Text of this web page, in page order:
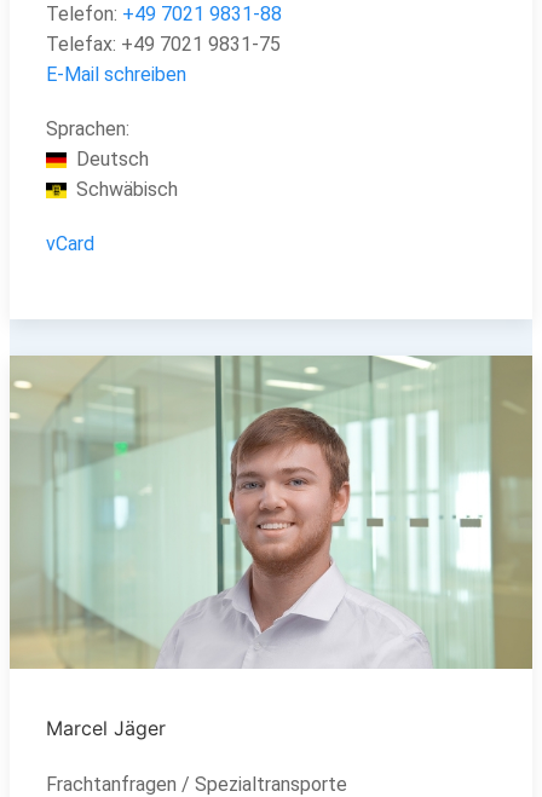
Telefon: +49 7021 9831-88
Telefax: +49 7021 9831-75
E-Mail schreiben
Sprachen:
Deutsch
Schwäbisch
vCard
Marcel Jäger
Frachtanfragen / Spezialtransporte